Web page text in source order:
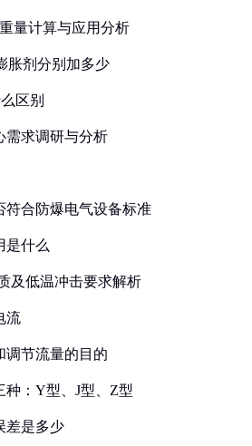
量计算与应用分析
胀剂分别加多少
区别
需求调研与分析
符合防爆电气设备标准
是什么
及低温冲击要求解析
流
调节流量的目的
种：Y型、J型、Z型
差是多少